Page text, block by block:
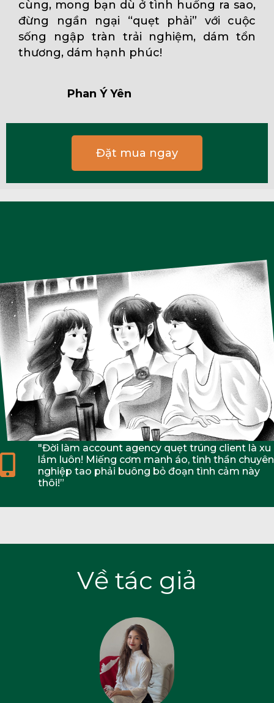
cùng, mong bạn dù ở tình huống ra sao,
đừng ngần ngại “quẹt phải” với cuộc
sống ngập tràn trải nghiệm, dám tổn
thương, dám hạnh phúc!
Phan Ý Yên
Đặt mua ngay
"Đời làm account agency quẹt trúng client là xu
lắm luôn! Miếng cơm manh áo, tinh thần chuyên
nghiệp tao phải buông bỏ đoạn tình cảm này
thôi!”
Về tác giả